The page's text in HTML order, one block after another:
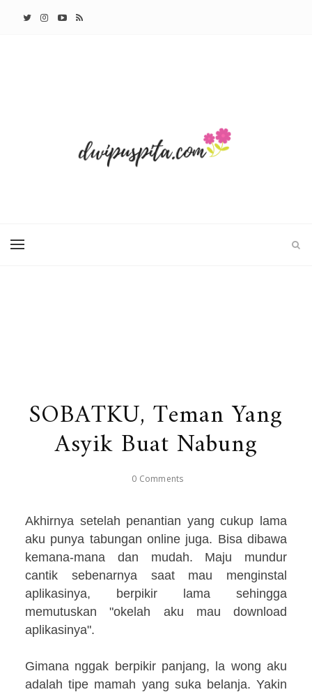
SOBATKU, Teman Yang
Asyik Buat Nabung
0 Comments
Akhirnya setelah penantian yang cukup lama
aku punya tabungan online juga. Bisa dibawa
kemana-mana dan mudah. Maju mundur
cantik sebenarnya saat mau menginstal
aplikasinya, berpikir lama sehingga
memutuskan "okelah aku mau download
aplikasinya".
Gimana nggak berpikir panjang, la wong aku
adalah tipe mamah yang suka belanja. Yakin